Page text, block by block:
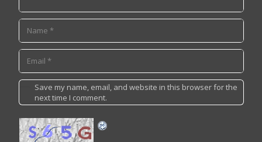
Save my name, email, and website in this browser for the
next time I comment.